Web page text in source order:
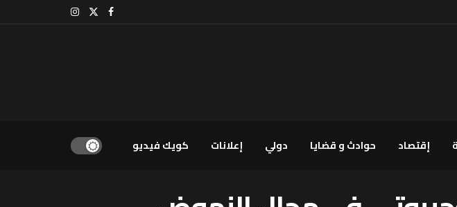
إقتصاد حوادث و قضايا دولي إعلانات كويك فيديو